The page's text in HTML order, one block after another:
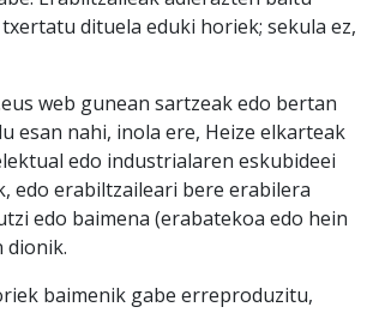
dituela eduki horiek; sekula ez,
web gunean sartzeak edo bertan
esan nahi, inola ere, Heize elkarteak
edo industrialaren eskubideei
edo erabiltzaileari bere erabilera
edo baimena (erabatekoa edo hein
dionik.
baimenik gabe erreproduzitu,